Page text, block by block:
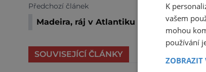
Předchozí článek
Madeira, ráj v Atlantiku
SOUVISEJÍCÍ ČLÁNKY
K
vašem
mohou
používání
ZOBRAZIT